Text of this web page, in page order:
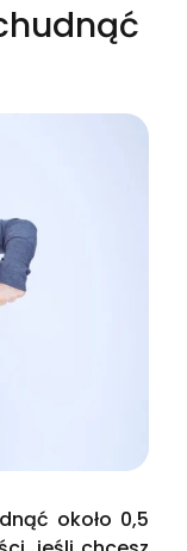
około 0,5